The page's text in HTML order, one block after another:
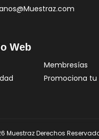
Web
Membresías
Promociona tu
Muestraz Derechos